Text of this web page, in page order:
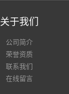
关于我们
公司简介
荣誉资质
联系我们
在线留言